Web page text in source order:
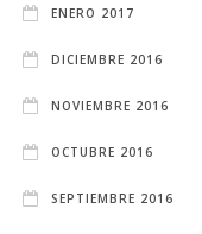
ENERO 2017
DICIEMBRE 2016
NOVIEMBRE 2016
OCTUBRE 2016
SEPTIEMBRE 2016